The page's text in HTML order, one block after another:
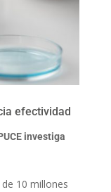
efectividad
investiga
10 millones